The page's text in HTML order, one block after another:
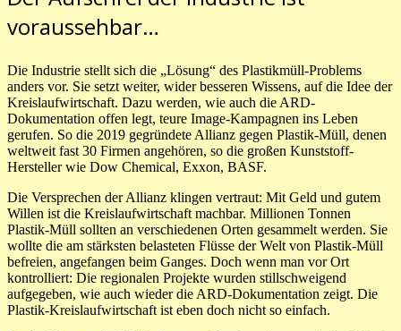
voraussehbar…
Die Industrie stellt sich die „Lösung“ des Plastikmüll-Problems
anders vor. Sie setzt weiter, wider besseren Wissens, auf die Idee der
Kreislaufwirtschaft. Dazu werden, wie auch die ARD-
Dokumentation offen legt, teure Image-Kampagnen ins Leben
gerufen. So die 2019 gegründete Allianz gegen Plastik-Müll, denen
weltweit fast 30 Firmen angehören, so die großen Kunststoff-
Hersteller wie Dow Chemical, Exxon, BASF.
Die Versprechen der Allianz klingen vertraut: Mit Geld und gutem
Willen ist die Kreislaufwirtschaft machbar. Millionen Tonnen
Plastik-Müll sollten an verschiedenen Orten gesammelt werden. Sie
wollte die am stärksten belasteten Flüsse der Welt von Plastik-Müll
befreien, angefangen beim Ganges. Doch wenn man vor Ort
kontrolliert: Die regionalen Projekte wurden stillschweigend
aufgegeben, wie auch wieder die ARD-Dokumentation zeigt. Die
Plastik-Kreislaufwirtschaft ist eben doch nicht so einfach.